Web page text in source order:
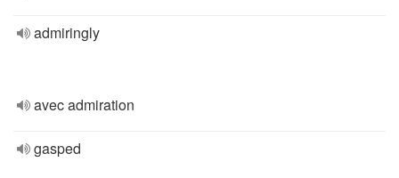
admiringly
avec admiration
gasped